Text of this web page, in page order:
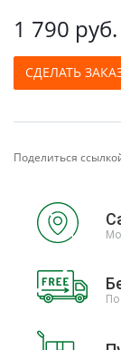
1 790 руб.
СДЕЛАТЬ
Поделиться
По